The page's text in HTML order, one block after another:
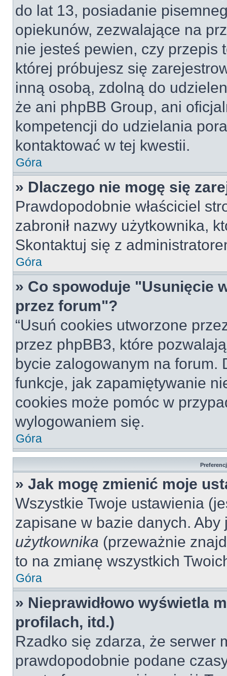
do lat 13, posiadanie
opiekunów, zezwalające na
nie jesteś pewien, czy przepis
której próbujesz się
inną osobą, zdolną do
że ani phpBB Group, ani
kompetencji do udzielania
kontaktować w tej kwestii.
Góra
» Dlaczego nie mogę się
Prawdopodobnie właściciel
zabronił nazwy użytkownika,
Skontaktuj się z
Góra
» Co spowoduje "Usunięcie
przez forum"?
“Usuń cookies utworzone
przez phpBB3, które
bycie zalogowanym na forum.
funkcje, jak zapamiętywanie
cookies może pomóc w
wylogowaniem się.
Góra
» Jak mogę zmienić moje
Wszystkie Twoje ustawienia
zapisane w bazie danych.
użytkownika (przeważnie
to na zmianę wszystkich
Góra
» Nieprawidłowo wyświetla
profilach, itd.)
Rzadko się zdarza, że serwer
prawdopodobnie podane